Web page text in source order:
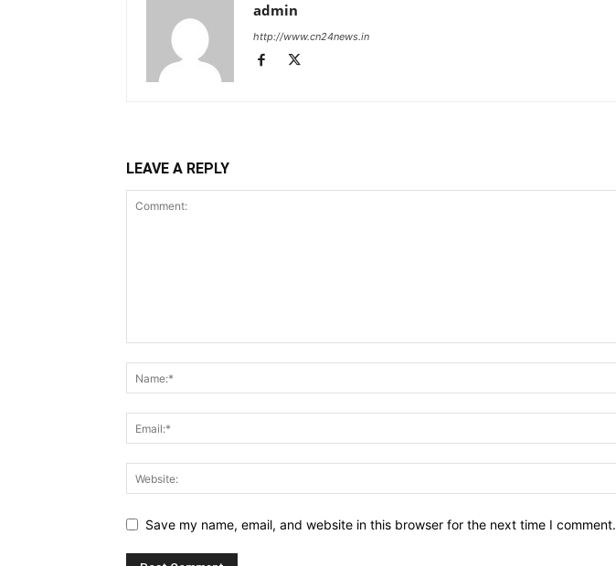
admin
http://www.cn24news.in
LEAVE A REPLY
Save my name, email, and website in this browser for the next time I comment.